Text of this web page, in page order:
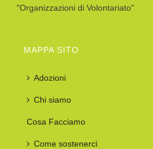
"Organizzazioni di Volontariato"
MAPPA SITO
Adozioni
Chi siamo
Cosa Facciamo
Come sostenerci